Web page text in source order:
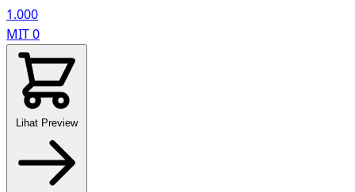
1.000
MIT0
Lihat Preview